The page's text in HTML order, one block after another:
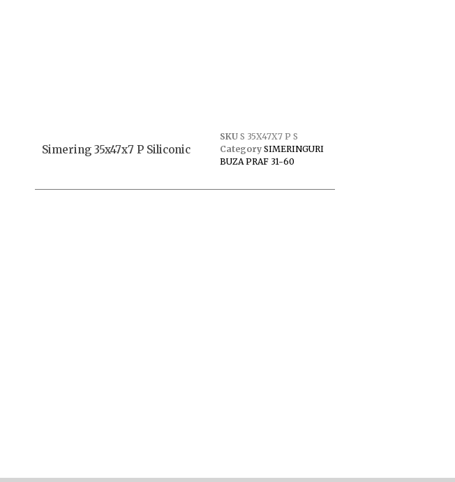
Simering 35x47x7 P Siliconic
SKU S 35X47X7 P S
Category SIMERINGURI
BUZA PRAF 31-60